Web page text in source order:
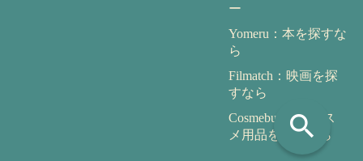
search
ー
Yomeru：本を探すな
ら
Filmatch：映画を探
すなら
Cosmebuddy：コス
メ用品を探すなら